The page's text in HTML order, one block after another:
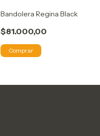
Bandolera Regina Black
$81.000,00
Comprar